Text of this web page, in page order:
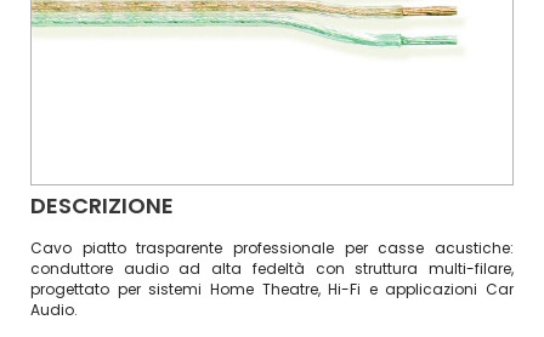
DESCRIZIONE
Cavo piatto trasparente professionale per casse acustiche:
conduttore audio ad alta fedeltà con struttura multi-filare,
progettato per sistemi Home Theatre, Hi-Fi e applicazioni Car
Audio.